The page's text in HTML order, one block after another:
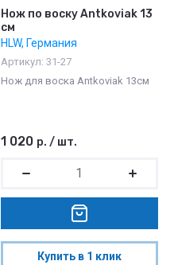
Нож по воску Antkoviak 13
см
HLW, Германия
Артикул: 31-27
Нож для воска Antkoviak 13см
1 020 р. / шт.
Купить в 1 клик